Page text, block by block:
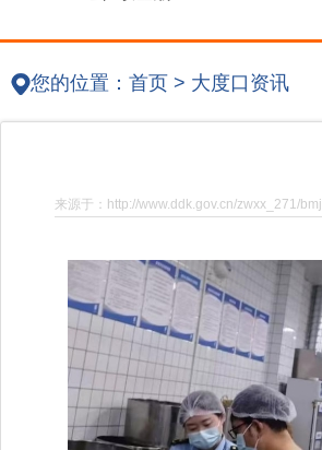
您的位置： 首页 > 大度口资讯
来源于：http://www.ddk.gov.cn/zwxx_271/